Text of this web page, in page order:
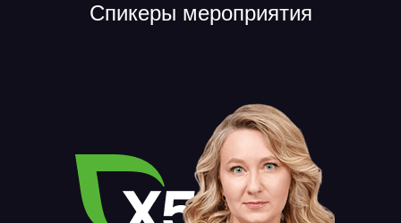
Спикеры мероприятия